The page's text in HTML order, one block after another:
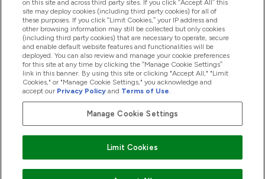
特典＆ポイント
2026 The Hut.com Ltd
Pay with
on this site and across third party sites. If you click “Accept All” this
site may deploy cookies (including third party cookies) for all of
these purposes. If you click “Limit Cookies,” your IP address and
other browsing information may still be collected but only cookies
(including third party cookies) that are necessary to operate, secure
and enable default website features and functionalities will be
deployed. You can also review and manage your cookie preferences
for this site at any time by clicking the “Manage Cookie Settings”
link in this banner. By using this site or clicking "Accept All," "Limit
Cookies," or "Manage Cookie Settings," you acknowledge and
accept our Privacy Policy and Terms of Use.
Manage Cookie Settings
Limit Cookies